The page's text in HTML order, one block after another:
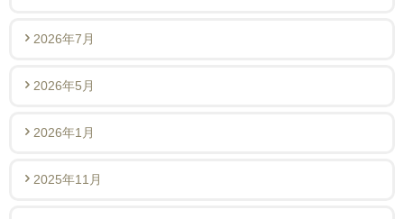
2026年7月
2026年5月
2026年1月
2025年11月